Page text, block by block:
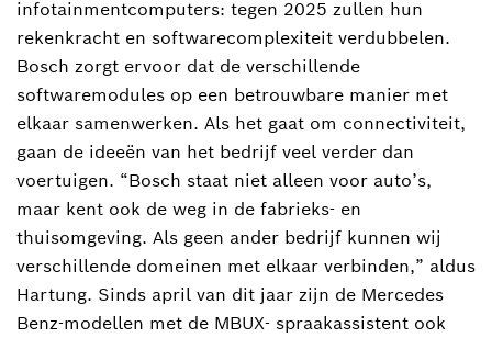
infotainmentcomputers: tegen 2025 zullen hun
rekenkracht en softwarecomplexiteit verdubbelen.
Bosch zorgt ervoor dat de verschillende
softwaremodules op een betrouwbare manier met
elkaar samenwerken. Als het gaat om connectiviteit,
gaan de ideeën van het bedrijf veel verder dan
voertuigen. “Bosch staat niet alleen voor auto’s,
maar kent ook de weg in de fabrieks- en
thuisomgeving. Als geen ander bedrijf kunnen wij
verschillende domeinen met elkaar verbinden,” aldus
Hartung. Sinds april van dit jaar zijn de Mercedes
Benz-modellen met de MBUX- spraakassistent ook